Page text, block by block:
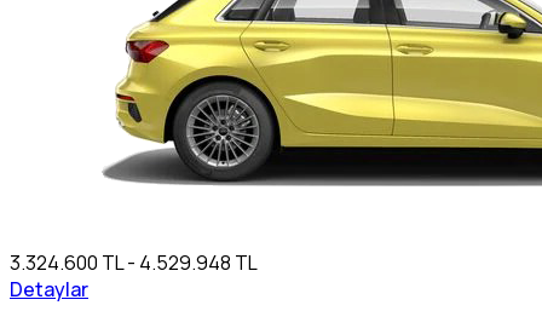
3.324.600 TL - 4.529.948 TL
Detaylar